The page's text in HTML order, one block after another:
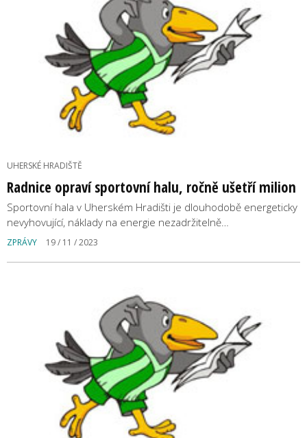
UHERSKÉ HRADIŠTĚ
Radnice opraví sportovní halu, ročně ušetří milion
Sportovní hala v Uherském Hradišti je dlouhodobě energeticky
nevyhovující, náklady na energie nezadržitelně…
ZPRÁVY 19 / 11 / 2023